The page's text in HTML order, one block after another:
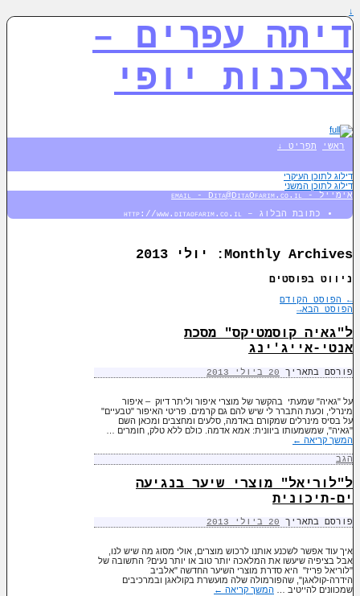
↓
דיתה עפרים –
צרכנות יופי
ראשי תפריט ↓
דילוג לתוכן העיקרי
דילוג לתוכן המשני
אימייל - email - Dita@DitaOfarim.co.il
כתובת הבלוג – http://www.ditaofarim.co.il
Monthly Archives: יולי 2013
ניווט בפוסטים
← הפוסט הקודם
הפוסט הבא→
ל"גאיה קוסמטיקס" מסכת
אנטי-אייג'ינג
פורסם בתאריך 20 ביולי 2013
על "גאיה" שמעתי בהקשר של מוצרי איפור וליתר דיוק – איפור
מינרלי, וכעת התברר לי שיש להם גם קרמים. פריטי האיפור "טבעיים"
על בסיס מינרלים שמקורם באדמה, סלעים ומחצבים ומכאן השם
"גאיה", שמשמעותו ביוונית: אמא אדמה. כולם ללא טלק, חומרים …
המשך קריאה ←
הגב
ל"לוריאל" מוצרי שיער בנגיעה
ים-תיכונית
פורסם בתאריך 20 ביולי 2013
איך עוד אפשר לשכנע אותנו לרכוש מוצרים, אולי מסוג מה שיש לנו,
אבל בציפיה שיעשו את המלאכה יותר טוב או יותר נעים? התשובה של
"לוריאל פריז" היא סדרת מוצרי השיער החדשה "אלביב
הידרה-קולאגן", שהפורמולה שלה מועשרת בקולאגן ובמרכיבים
שמכוונים להייטיב … המשך קריאה ←